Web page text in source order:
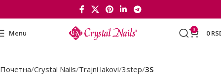
Menu 0 0
Почетна Crystal Nails Trajni lakovi 3step 3S